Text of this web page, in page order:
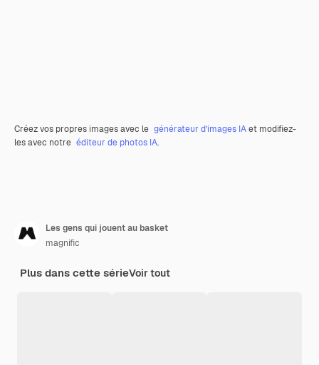
Créez vos propres images avec le générateur d’images IAet modifiez-
les avec notre éditeur de photos IA.
Les gens qui jouent au basket
magnific
Plus dans cette sérieVoir tout